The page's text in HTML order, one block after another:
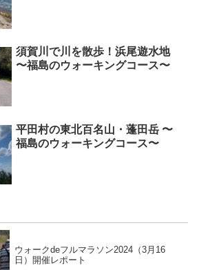
須賀川で川を散歩！浜尾遊水地
〜福島のウォーキングコース〜
平田村の東北百名山・蓬田岳 〜
福島のウォーキングコース〜
ウォークdeフルマラソン2024（3月16
日）開催レポート